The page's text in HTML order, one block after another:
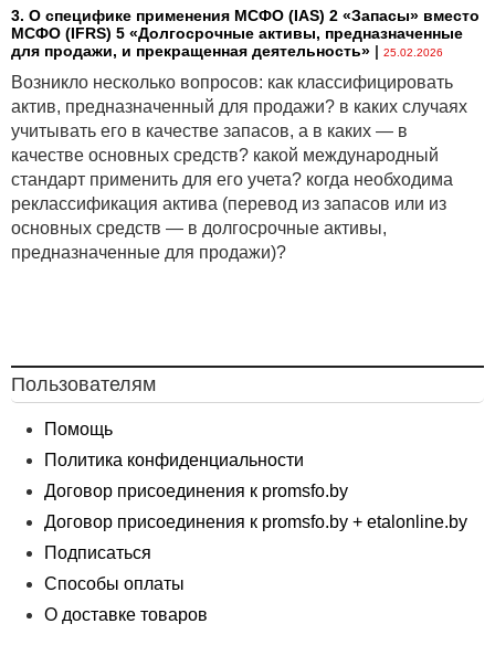
3. О специфике применения МСФО (IАS) 2 «Запасы» вместо
МСФО (IFRS) 5 «Долгосрочные активы, предназначенные
для продажи, и прекращенная деятельность» | 25.02.2026
Возникло несколько вопросов: как классифицировать
актив, предназначенный для продажи? в каких случаях
учитывать его в качестве запасов, а в каких — в
качестве основных средств? какой международный
стандарт применить для его учета? когда необходима
реклассификация актива (перевод из запасов или из
основных средств — в долгосрочные активы,
предназначенные для продажи)?
Пользователям
Помощь
Политика конфиденциальности
Договор присоединения к promsfo.by
Договор присоединения к promsfo.by + etalonline.by
Подписаться
Способы оплаты
О доставке товаров